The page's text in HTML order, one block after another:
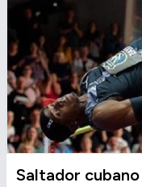
Saltador